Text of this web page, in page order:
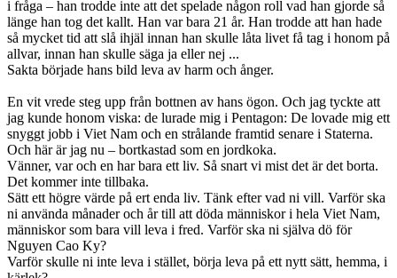
i fråga – han trodde inte att det spelade någon roll vad han gjorde så
länge han tog det kallt. Han var bara 21 år. Han trodde att han hade
så mycket tid att slå ihjäl innan han skulle låta livet få tag i honom på
allvar, innan han skulle säga ja eller nej ...
Sakta började hans bild leva av harm och ånger.
En vit vrede steg upp från bottnen av hans ögon. Och jag tyckte att
jag kunde honom viska: de lurade mig i Pentagon: De lovade mig ett
snyggt jobb i Viet Nam och en strålande framtid senare i Staterna.
Och här är jag nu – bortkastad som en jordkoka.
Vänner, var och en har bara ett liv. Så snart vi mist det är det borta.
Det kommer inte tillbaka.
Sätt ett högre värde på ert enda liv. Tänk efter vad ni vill. Varför ska
ni använda månader och år till att döda människor i hela Viet Nam,
människor som bara vill leva i fred. Varför ska ni själva dö för
Nguyen Cao Ky?
Varför skulle ni inte leva i stället, börja leva på ett nytt sätt, hemma, i